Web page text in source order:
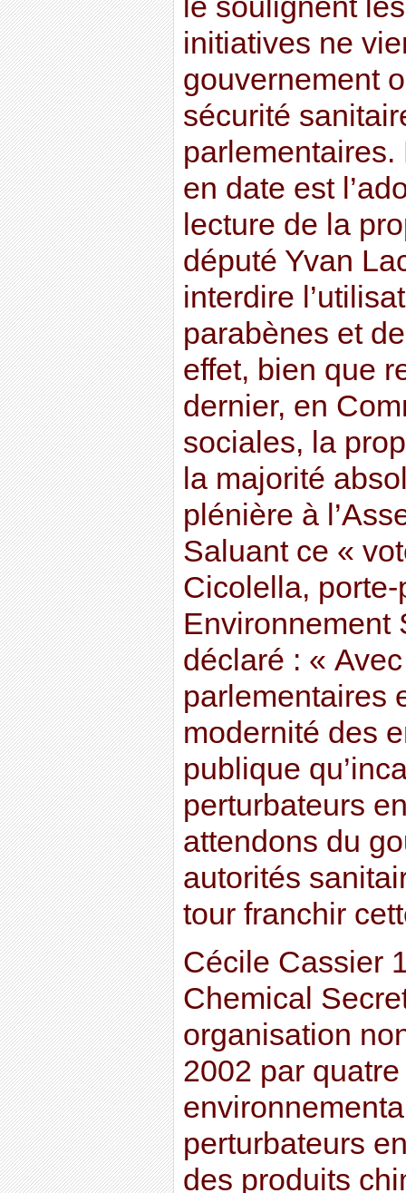
initiatives ne
gouvernement
sécurité
en date est
lecture de la
député Yvan
interdire
parabènes et
effet, bien que
dernier, en
sociales, la
la majorité
plénière à
Saluant ce «
Cicolella,
Environnement
déclaré : «
parlementaires
modernité des
publique
perturbateurs
attendons du
autorités
tour franchir
Cécile Cassier
Chemical
organisation
2002 par
perturbateurs
des produits